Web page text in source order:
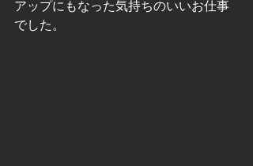
アップにもなった気持ちのいいお仕事
でした。